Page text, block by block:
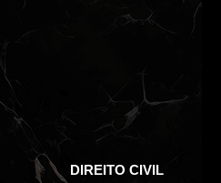
DIREITO CIVIL